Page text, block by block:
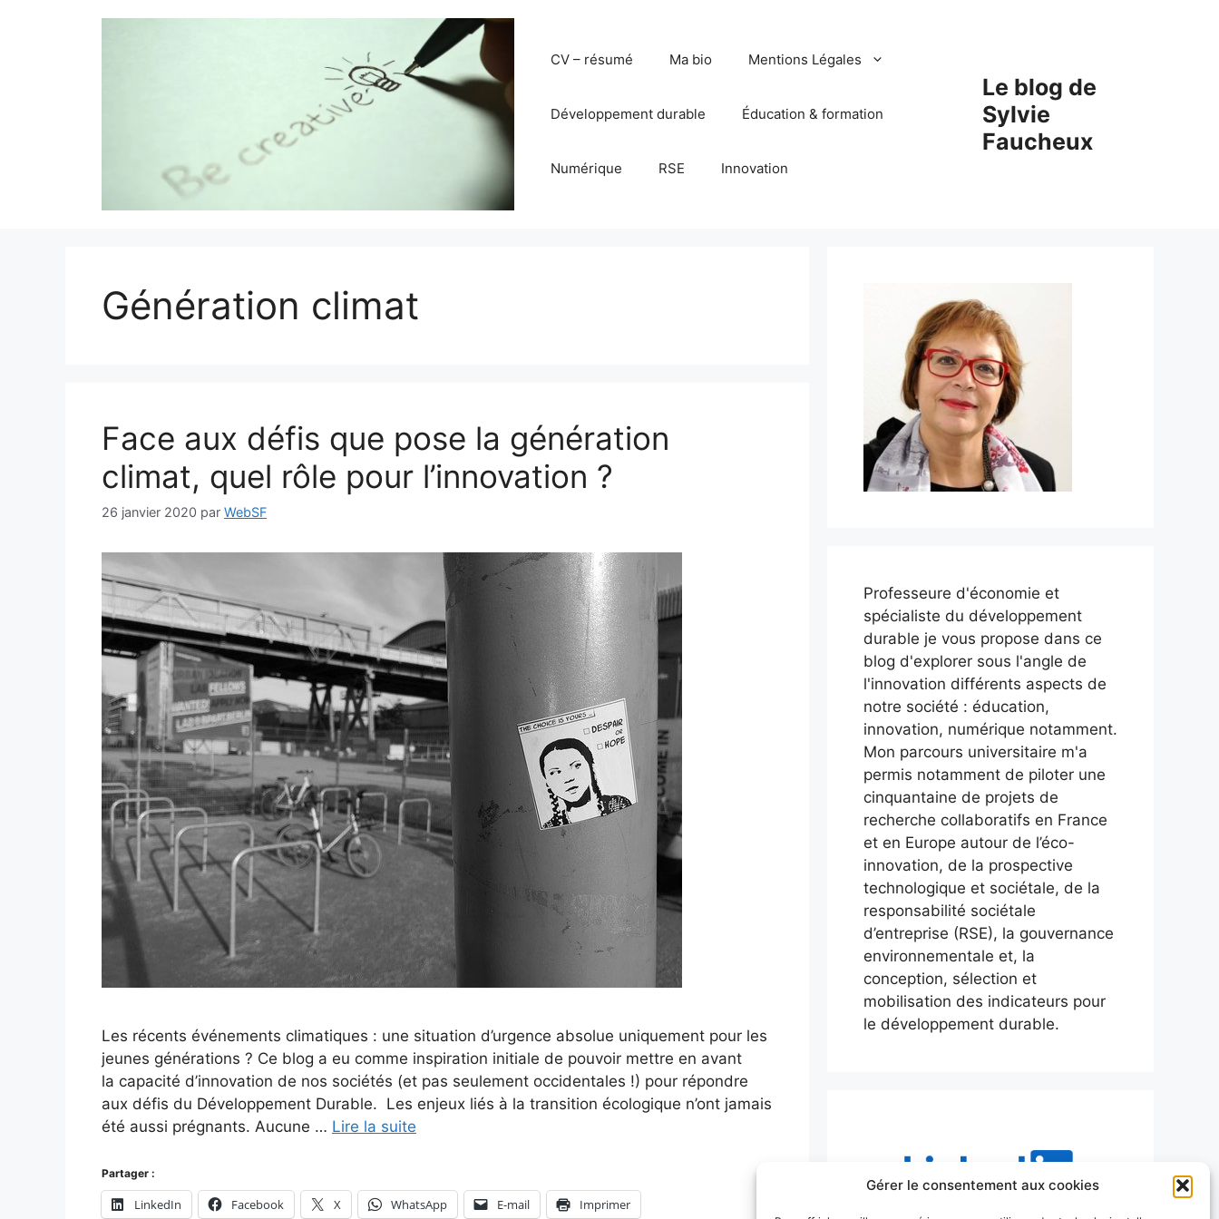
Gérer le consentement aux cookies
Le blog de
Sylvie
Faucheux
CV – résumé Ma bio Mentions Légales
Développement durable Éducation & formation
Numérique RSE Innovation
Génération climat
Face aux défis que pose la génération
climat, quel rôle pour l’innovation ?
26 janvier 2020 par WebSF
Les récents événements climatiques : une situation d’urgence absolue uniquement pour les
jeunes générations ? Ce blog a eu comme inspiration initiale de pouvoir mettre en avant
la capacité d’innovation de nos sociétés (et pas seulement occidentales !) pour répondre
aux défis du Développement Durable. Les enjeux liés à la transition écologique n’ont jamais
été aussi prégnants. Aucune … Lire la suite
Partager :
LinkedIn Facebook X WhatsApp E-mail Imprimer
Professeure d'économie et
spécialiste du développement
durable je vous propose dans ce
blog d'explorer sous l'angle de
l'innovation différents aspects de
notre société : éducation,
innovation, numérique notamment.
Mon parcours universitaire m'a
permis notamment de piloter une
cinquantaine de projets de
recherche collaboratifs en France
et en Europe autour de l’éco-
innovation, de la prospective
technologique et sociétale, de la
responsabilité sociétale
d’entreprise (RSE), la gouvernance
environnementale et, la
conception, sélection et
mobilisation des indicateurs pour
le développement durable.